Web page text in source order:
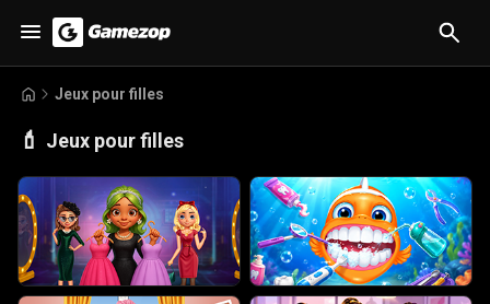
Jeux pour filles
💄 Jeux pour filles